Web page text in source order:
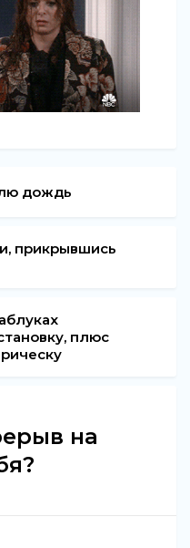
дождь
прикрывшись
плюс
на